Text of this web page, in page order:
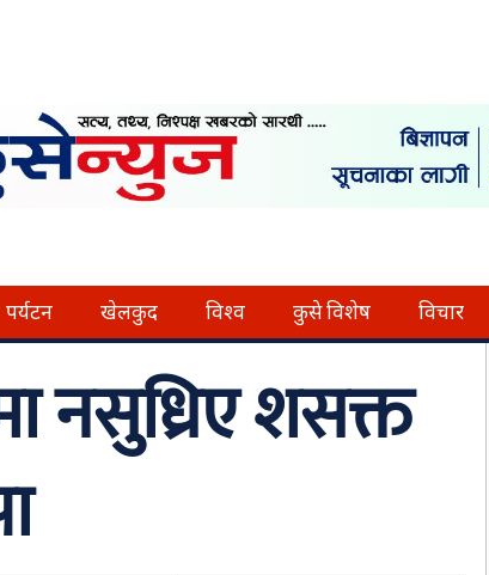
पर्यटन खेलकुद विश्व कुसे विशेष विचार
नसुध्रिए शसक्त